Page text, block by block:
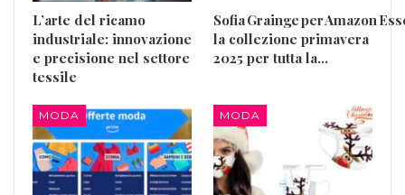
L’arte del ricamo
industriale: innovazione
e precisione nel settore
tessile
Sofia Grainge per Amazon
la collezione primavera
2025 per tutta la…
MODA MODA